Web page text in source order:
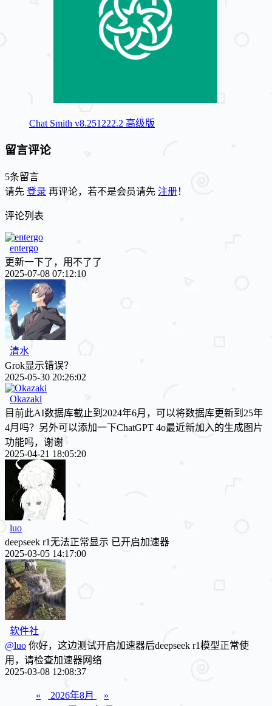
Chat Smith v8.251222.2 高级版
留言评论
5条留言
请先 登录 再评论，若不是会员请先 注册！
评论列表
entergo
更新一下了，用不了了
2025-07-08 07:12:10
清水
Grok显示错误？
2025-05-30 20:26:02
Okazaki
目前此AI数据库截止到2024年6月，可以将数据库更新到25年
4月吗？另外可以添加一下ChatGPT 4o最近新加入的生成图片
功能吗，谢谢
2025-04-21 18:05:20
luo
deepseek r1无法正常显示 已开启加速器
2025-03-05 14:17:00
软件社
@luo 你好，这边测试开启加速器后deepseek r1模型正常使
用，请检查加速器网络
2025-03-08 12:08:37
« 2026年8月 »